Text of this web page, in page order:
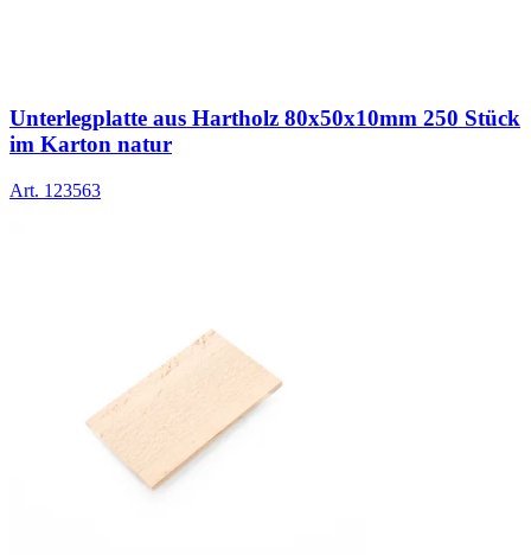
Unterlegplatte aus Hartholz 80x50x10mm 250 Stück
im Karton natur
Art. 123563